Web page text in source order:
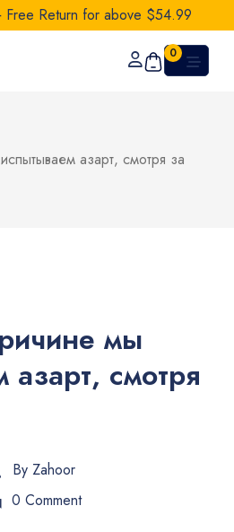
Free Return for above $54.99
0
азарт, смотря за
мы
азарт, смотря
By Zahoor
0 Comment